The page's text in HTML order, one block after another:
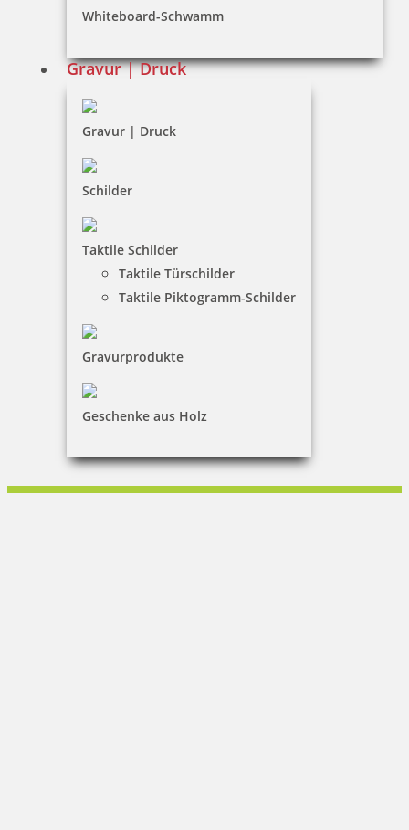
Whiteboard-Schwamm
Gravur | Druck
Gravur | Druck
Schilder
Taktile Schilder
Taktile Türschilder
Taktile Piktogramm-Schilder
Gravurprodukte
Geschenke aus Holz
Datenschutz
Widerruf
Barrierefreiheit
Vertrag widerrufen
KUNDENBEREICH
Mein Konto
Kundenservice
KONTAKT
Stempelboss ist ein Service der DRUCKEREI + WERBUNG,
Hilgenfeldt & Kontny, Inh. Peter Kontny
Peter Kontny
033979 5080